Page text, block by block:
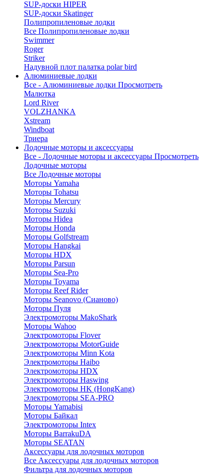
SUP-доски HIPER
SUP-доски Skatinger
Полипропиленовые лодки
Все Полипропиленовые лодки
Swimmer
Roger
Striker
Надувной плот палатка polar bird
Алюминиевые лодки
Все - Алюминиевые лодки Просмотреть
Малютка
Lord River
VOLZHANKA
Xstream
Windboat
Триера
Лодочные моторы и аксессуары
Все - Лодочные моторы и аксессуары Просмотреть
Лодочные моторы
Все Лодочные моторы
Моторы Yamaha
Моторы Tohatsu
Моторы Mercury
Моторы Suzuki
Моторы Hidea
Моторы Honda
Моторы Golfstream
Моторы Hangkai
Моторы HDX
Моторы Parsun
Моторы Sea-Pro
Моторы Toyama
Моторы Reef Rider
Моторы Seanovo (Сианово)
Моторы Пуля
Электромоторы MakoShark
Моторы Wahoo
Электромоторы Flover
Электромоторы MotorGuide
Электромоторы Minn Kota
Электромоторы Haibo
Электромоторы HDX
Электромоторы Haswing
Электромоторы HK (HongKang)
Электромоторы SEA-PRO
Моторы Yamabisi
Моторы Байкал
Электромоторы Intex
Моторы BarrakuDA
Моторы SEATAN
Аксессуары для лодочных моторов
Все Аксессуары для лодочных моторов
Фильтра для лодочных моторов